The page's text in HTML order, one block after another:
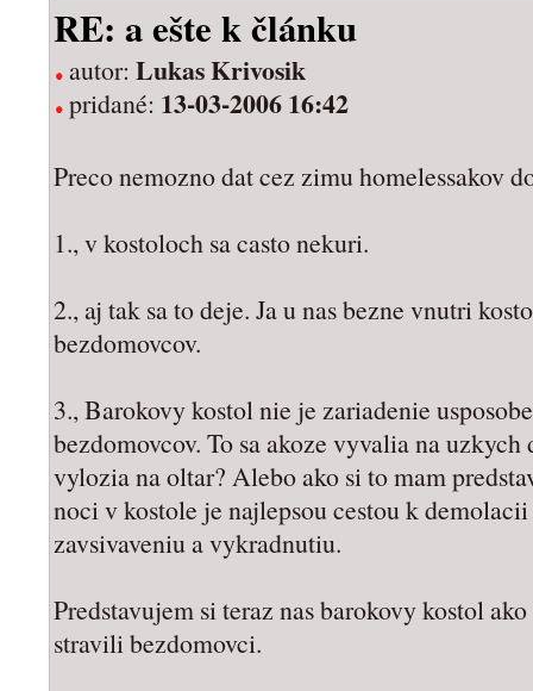
RE: a ešte k článku
autor: Lukas Krivosik
pridané: 13-03-2006 16:42
Preco nemozno dat cez zimu homelessakov
1., v kostoloch sa casto nekuri.
2., aj tak sa to deje. Ja u nas bezne vnutri
bezdomovcov.
3., Barokovy kostol nie je zariadenie
bezdomovcov. To sa akoze vyvalia na
vylozia na oltar? Alebo ako si to mam
noci v kostole je najlepsou cestou k
zavsivaveniu a vykradnutiu.
Predstavujem si teraz nas barokovy kostol
stravili bezdomovci.